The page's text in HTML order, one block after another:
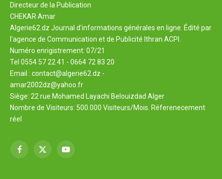
Directeur de la Publication
CHEKAR Amar
Algerie62.dz Journal d'informations générales en ligne. Édité par
l'agence de Communication et de Publicité Ithran ACPI.
Numéro enrigistrement: 07/21
Tel 0554 57 22 41 - 0664 72 83 20
Email : contact@algerie62.dz -
amar2002dz@yahoo.fr
Siège: 22 rue Mohamed Layachi Belouizdad Alger
Nombre de Visiteurs: 500.000 Visiteurs/Mois. Réferenecement
réel
Facebook
X
YouTube